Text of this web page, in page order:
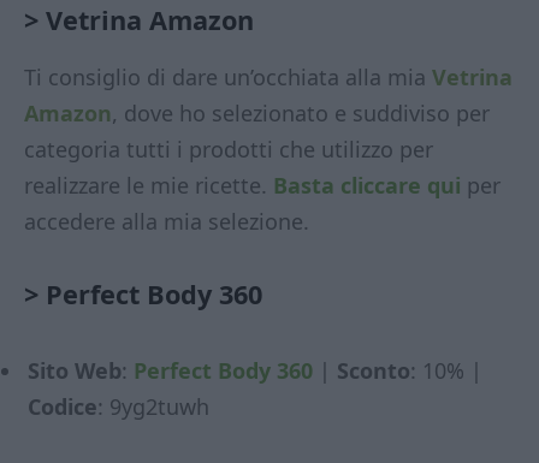
> Vetrina Amazon
Ti consiglio di dare un’occhiata alla mia Vetrina
Amazon, dove ho selezionato e suddiviso per
categoria tutti i prodotti che utilizzo per
realizzare le mie ricette. Basta cliccare qui per
accedere alla mia selezione.
> Perfect Body 360
Sito Web: Perfect Body 360 | Sconto: 10% |
Codice: 9yg2tuwh